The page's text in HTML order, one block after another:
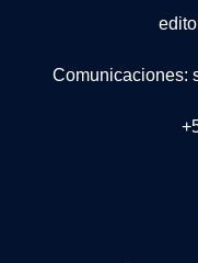
Comunicaciones: